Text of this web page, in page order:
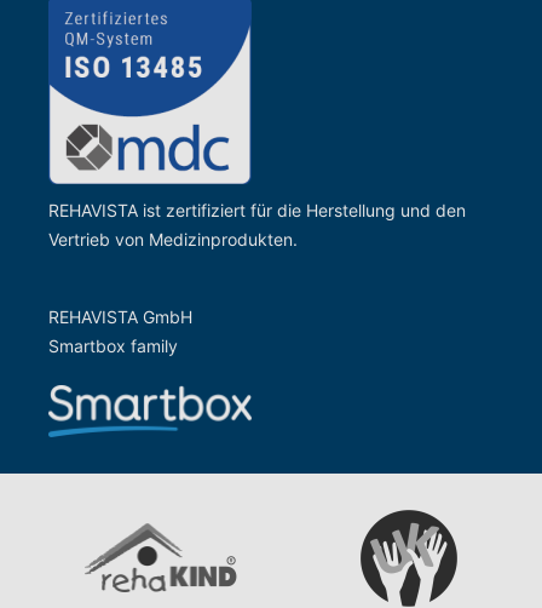
REHAVISTA ist zertifiziert für die Herstellung und den
Vertrieb von Medizinprodukten.
REHAVISTA GmbH
Smartbox family